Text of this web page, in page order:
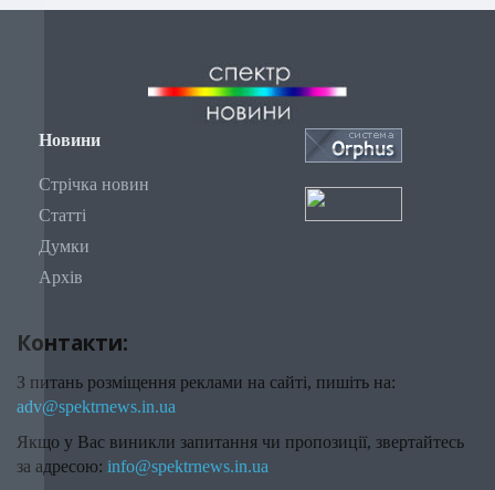
Новини
Стрічка новин
Статті
Думки
Архів
Контакти:
З питань розміщення реклами на сайті, пишіть на:
adv@spektrnews.in.ua
Якщо у Вас виникли запитання чи пропозиції, звертайтесь
за адресою: info@spektrnews.in.ua